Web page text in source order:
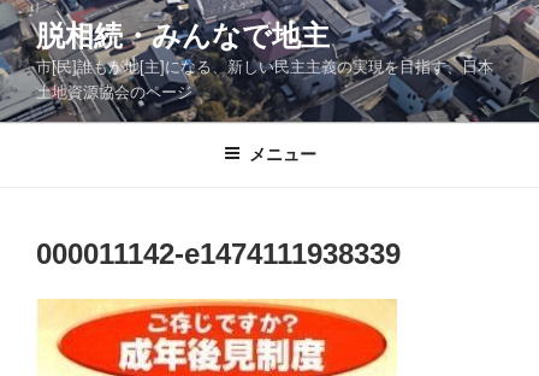
コ
ン
テ
ン
ツ
脱相続・みんなで地主
市[民]誰もが地[主]になる、新しい民主主義の実現を目指す、日本
土地資源協会のページ
メニュー
000011142-e1474111938339